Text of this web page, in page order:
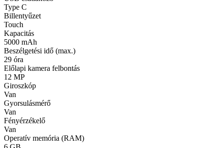
Type C
Billentyűzet
Touch
Kapacitás
5000 mAh
Beszélgetési idő (max.)
29 óra
Előlapi kamera felbontás
12 MP
Giroszkóp
Van
Gyorsulásmérő
Van
Fényérzékelő
Van
Operatív memória (RAM)